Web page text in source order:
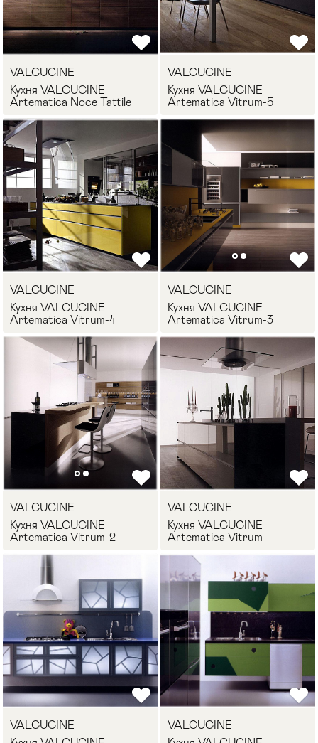
VALCUCINE
Кухня VALCUCINE
Artematica Noce Tattile
VALCUCINE
Кухня VALCUCINE
Artematica Vitrum-5
VALCUCINE
Кухня VALCUCINE
Artematica Vitrum-4
VALCUCINE
Кухня VALCUCINE
Artematica Vitrum-3
VALCUCINE
Кухня VALCUCINE
Artematica Vitrum-2
VALCUCINE
Кухня VALCUCINE
Artematica Vitrum
VALCUCINE
VALCUCINE